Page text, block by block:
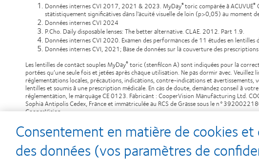
Données internes CVI 2017, 2021 & 2023. MyDay®toric comparée à ACUVUE®
statistiquement significatives dans l'acuité visuelle de loin (p>0,05) au moment
Données internes CVI 2024
P.Cho. Daily disposable lenses: The better alternative. CLAE. 2012. Part 1.9.
Données internes CVI 2020. Examen des performances de 11 études en
Données internes CVI, 2021; Base de données sur la couverture des
Les lentilles de contact souples MyDay® toric (stenfilcon A) sont indiquées pour la
portées qu’une seule fois et jetées après chaque utilisation. Ne pas dormir avec.
réglementations locales, précautions, indications, contre-indications et
lentilles et soumis à une prescription médicale. En cas de doute, demandez conseil à
réglementation, le marquage CE 0123. Fabricant : CooperVision Manufacturing Ltd.
Sophia Antipolis Cedex, France et immatriculée au RCS de Grasse sous le
CooperVision.
Consentement en matière de cookies
des données (vos paramètres de